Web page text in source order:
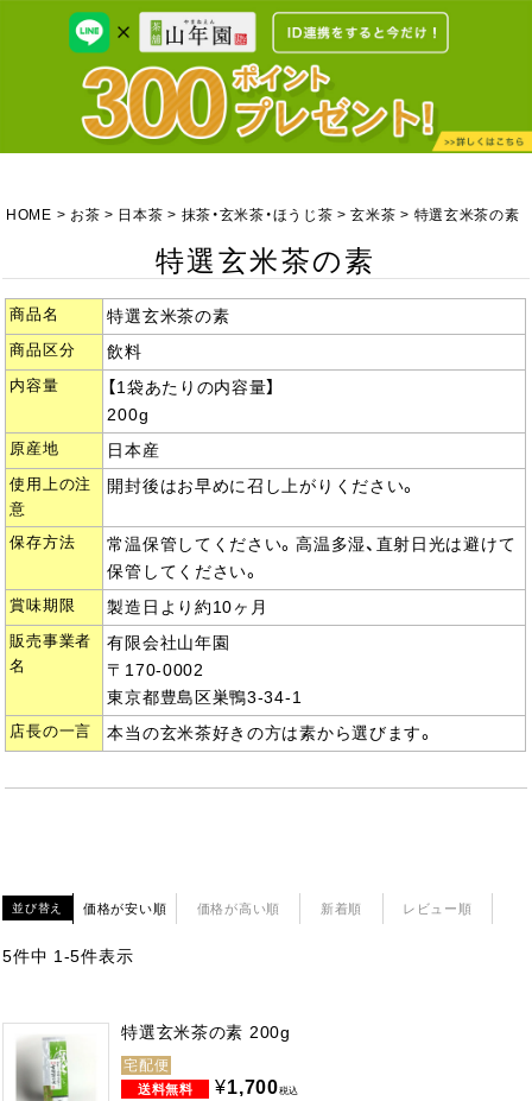
HOME お茶 日本茶 抹茶・玄米茶・ほうじ茶 玄米茶 特選玄米茶の素
特選玄米茶の素
商品名 特選玄米茶の素
商品区分 飲料
内容量
【1袋あたりの内容量】
200g
原産地 日本産
使用上の注
意
開封後はお早めに召し上がりください。
保存方法
常温保管してください。高温多湿、直射日光は避けて
保管してください。
賞味期限 製造日より約10ヶ月
販売事業者
名
有限会社山年園
〒170-0002
東京都豊島区巣鴨3-34-1
店長の一言 本当の玄米茶好きの方は素から選びます。
並び替え 価格が安い順 価格が高い順 新着順 レビュー順
5件中 1 -5件表示
特選玄米茶の素 200g
宅配便
¥1,700税込